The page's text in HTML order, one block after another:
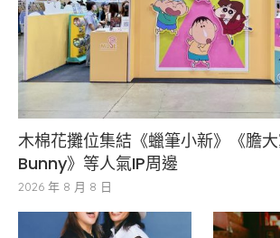
木棉花攤位集結《蠟筆小新》《膽
Bunny》等人氣IP周邊
2026 年 8 月 8 日